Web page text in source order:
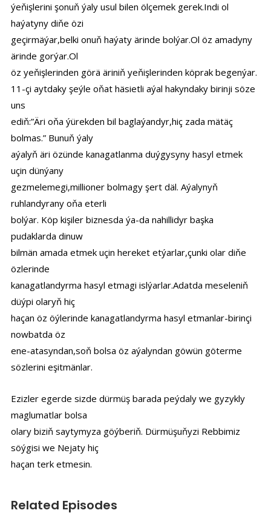
ýeňişlerini şonuň ýaly usul bilen ölçemek gerek.Indi ol
haýatyny diňe özi
geçirmäýar,belki onuň haýaty ärinde bolýar.Ol öz amadyny
ärinde gorýar.Ol
öz yeňişlerinden görä äriniň yeňişlerinden köprak begenýar.
11-çi aytdaky şeýle oňat häsietli aýal hakyndaky birinji söze
uns
ediň:”Äri oňa ýürekden bil baglaýandyr,hiç zada mätäç
bolmas.” Bunuň ýaly
aýalyň äri özünde kanagatlanma duýgysyny hasyl etmek
uçin dünýany
gezmelemegi,millioner bolmagy şert däl. Aýalynyň
ruhlandyrany oňa eterli
bolýar. Köp kişiler biznesda ýa-da nahillidyr başka
pudaklarda dinuw
bilmän amada etmek uçin hereket etýarlar,çunki olar diňe
özlerinde
kanagatlandyrma hasyl etmagi islýarlar.Adatda meseleniň
düýpi olaryň hiç
haçan öz öýlerinde kanagatlandyrma hasyl etmanlar-birinçi
nowbatda öz
ene-atasyndan,soň bolsa öz aýalyndan göwün göterme
sözlerini eşitmänlar.
Ezizler egerde sizde dürmüş barada peýdaly we gyzykly
maglumatlar bolsa
olary biziň saytymyza göýberiň. Dürmüşuňyzi Rebbimiz
söýgisi we Nejaty hiç
haçan terk etmesin.
Related Episodes